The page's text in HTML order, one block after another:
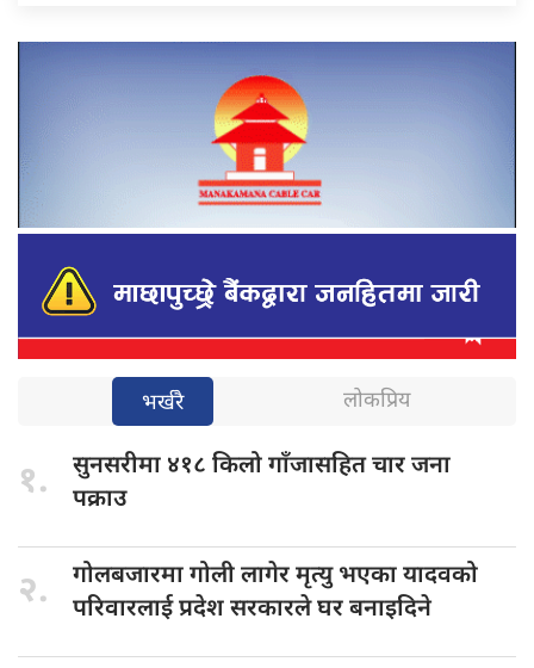
भर्खरै लोकप्रिय
१. सुनसरीमा ४१८ किलो गाँजासहित चार जना
पक्राउ
२. गोलबजारमा गोलीलागेर मृत्यु भएका यादवको
परिवारलाई प्रदेश सरकारले घर बनाइदिने